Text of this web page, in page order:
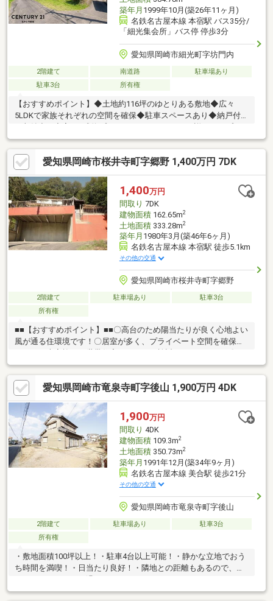
築年月 1999年10月(築26年11ヶ月)
名鉄名古屋本線 本宿駅 バス35分/
「細光集会所」バス停 停歩3分
愛知県岡崎市細光町字坊門内
2階建て 南道路
駐車場あり
駐車3台
所有権
【おすすめポイント】◆土地約116坪のゆとりある敷地◆広々
5LDKで家族それぞれの空間を確保◆駐車スペースあり◆納戸付き
で収納力も充実※ご成約プレゼントキャンペーンの詳細は、プレ
ゼント情報欄に記載がございます。＊今から見たい！聞きたい！
にスピード対応！＊女性営業スタッフによるご案内も可能です！
お気軽にお申し付けください！＊お問い合わせはフリーダイヤル
(無料)『0120-780-008』まで。＊『資料請求（無料）』からお気
軽にお問い合わせください。
愛知県岡崎市桜井寺町字郷野 1,400万円 7DK
1,400万円
間取り 7DK
建物面積162.65m2
土地面積333.28m2
築年月 1980年3月(築46年6ヶ月)
名鉄名古屋本線 本宿駅 徒歩5.1km
その他の交通
愛知県岡崎市桜井寺町字郷野
2階建て 駐車場あり
駐車3台
所有権
■■【おすすめポイント】■■〇高台のため陽当たりが良く心地よい
風が通る住環境です！〇居室が多く、プライベート空間を確保で
広々としたお庭が複数あり、家庭菜園・BBQ・お子様の遊び場・
ドッグランなど使い方は様々です！〇周辺は自然に囲まれた落ち
着いた住環境で、のんびりとした暮らしをご希望の方にもおすす
めです！〇ガレージ付きの駐車場があり、雨の日の乗り降りも安
心です！〇名鉄バス「桜井寺」まで徒歩約4分、新東名「岡崎東
IC」へもアクセスしやすい立地です！○追加リフォームのご相談も
承っております！過去のリフォーム事例も豊富にございます！
愛知県岡崎市竜泉寺町字後山 1,900万円 4DK
1,900万円
間取り 4DK
建物面積109.3m2
土地面積350.73m2
築年月 1991年12月(築34年9ヶ月)
名鉄名古屋本線 美合駅 徒歩21分
その他の交通
愛知県岡崎市竜泉寺町字後山
2階建て 駐車場あり
駐車3台
所有権
・敷地面積100坪以上！・駐車4台以上可能！・静かな立地でおう
ち時間を満喫！・日当たり良好！・隣地との距離もあるので、ゆ
ったりとした日々を過ごせそうです！～～ライフインフォメーシ
ョン～～・名鉄名古屋本線「美合」駅：徒歩約21分・竜谷小学